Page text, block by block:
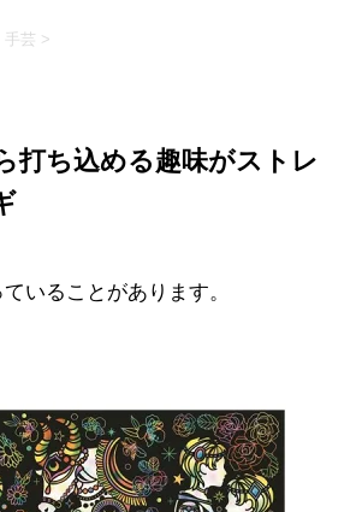
手芸 >
打ち込める趣味がストレ
いることがあります。